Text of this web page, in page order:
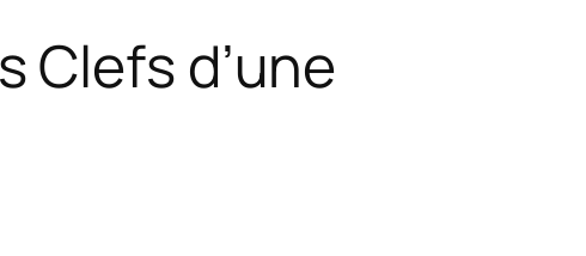
Clefs d’une